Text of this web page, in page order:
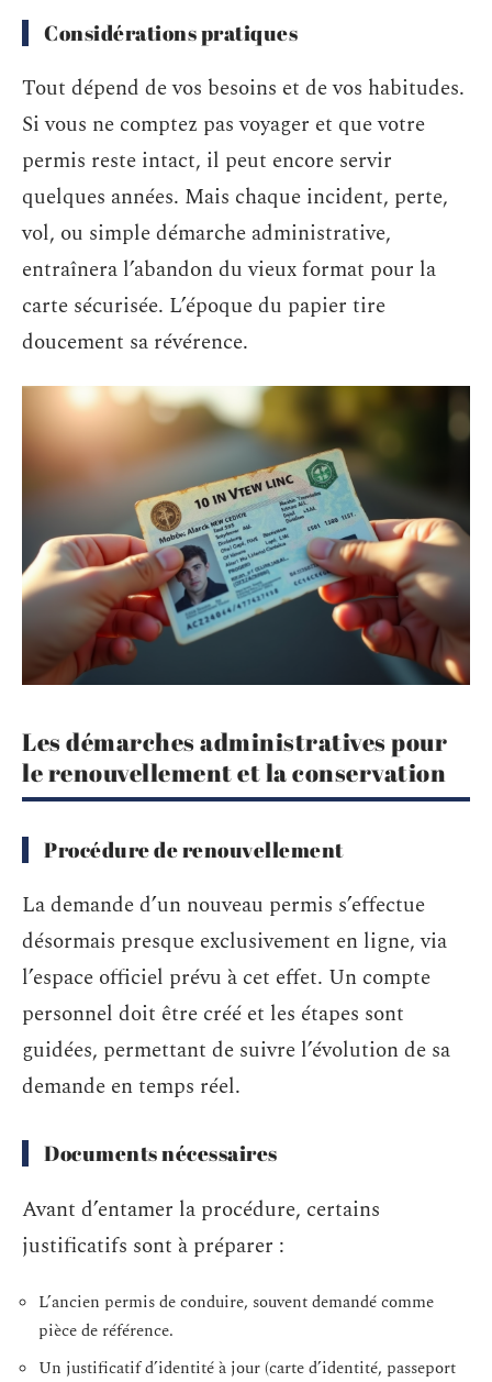
Considérations pratiques
Tout dépend de vos besoins et de vos habitudes.
Si vous ne comptez pas voyager et que votre
permis reste intact, il peut encore servir
quelques années. Mais chaque incident, perte,
vol, ou simple démarche administrative,
entraînera l’abandon du vieux format pour la
carte sécurisée. L’époque du papier tire
doucement sa révérence.
Les démarches administratives pour
le renouvellement et la conservation
Procédure de renouvellement
La demande d’un nouveau permis s’effectue
désormais presque exclusivement en ligne, via
l’espace officiel prévu à cet effet. Un compte
personnel doit être créé et les étapes sont
guidées, permettant de suivre l’évolution de sa
demande en temps réel.
Documents nécessaires
Avant d’entamer la procédure, certains
justificatifs sont à préparer :
L’ancien permis de conduire, souvent demandé comme
pièce de référence.
Un justificatif d’identité à jour (carte d’identité, passeport